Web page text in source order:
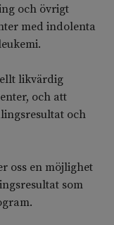
och övrigt
med indolenta
likvärdig
och att
och
oss en möjlighet
som